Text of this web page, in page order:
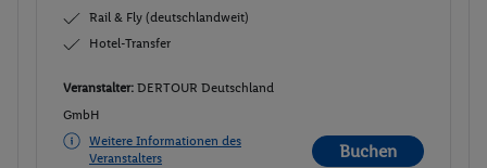
Rail & Fly (deutschlandweit)
Hotel-Transfer
Veranstalter: DERTOUR Deutschland
GmbH
Weitere Informationen des
Veranstalters
Buchen